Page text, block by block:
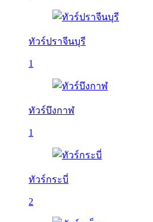
ทัวร์ปราจีนบุรี
1
ทัวร์บึงกาฬ
1
ทัวร์กระบี่
2